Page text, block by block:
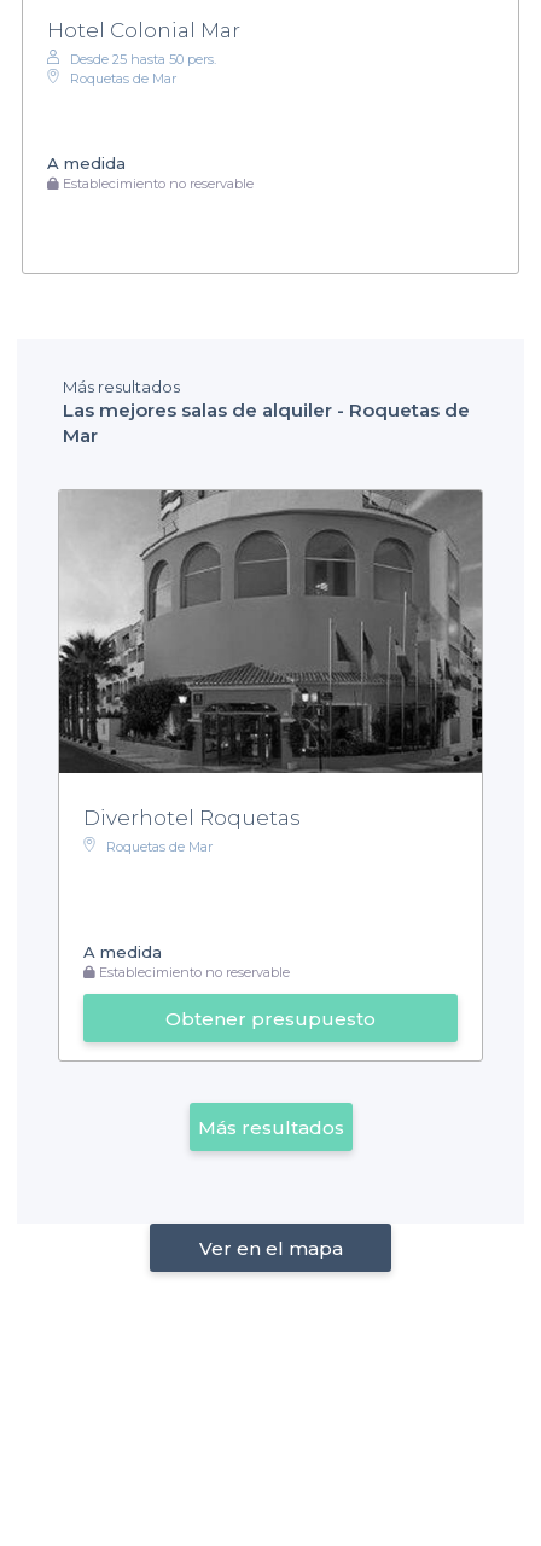
Hotel Colonial Mar
Desde 25 hasta 50 pers.
Roquetas de Mar
A medida
Establecimiento no reservable
Más resultados
Las mejores salas de alquiler - Roquetas de
Mar
Diverhotel Roquetas
Roquetas de Mar
A medida
Establecimiento no reservable
Obtener presupuesto
Más resultados
Ver en el mapa